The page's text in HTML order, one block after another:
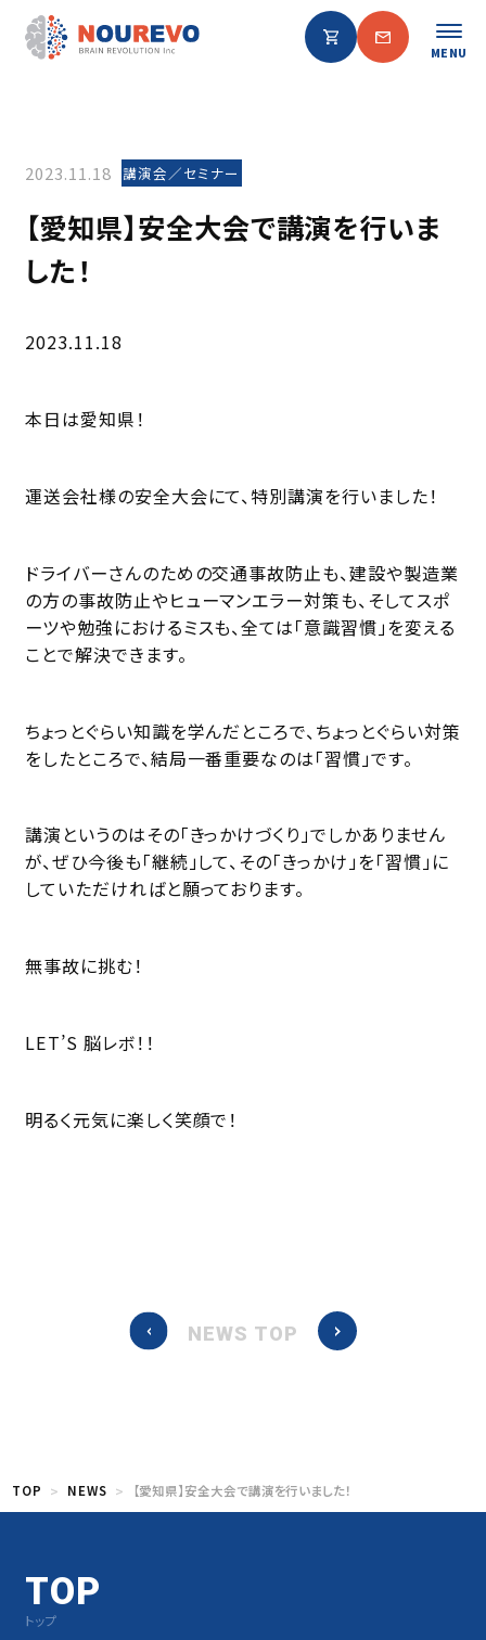
MENU
2023.11.18 講演会／セミナー
【愛知県】安全大会で講演を行いま
した！
2023.11.18
本日は愛知県！
運送会社様の安全大会にて、特別講演を行いました！
ドライバーさんのための交通事故防止も、建設や製造業
の方の事故防止やヒューマンエラー対策も、そしてスポ
ーツや勉強におけるミスも、全ては「意識習慣」を変える
ことで解決できます。
ちょっとぐらい知識を学んだところで、ちょっとぐらい対策
をしたところで、結局一番重要なのは「習慣」です。
講演というのはその「きっかけづくり」でしかありません
が、ぜひ今後も「継続」して、その「きっかけ」を「習慣」に
していただければと願っております。
無事故に挑む！
LET’S 脳レボ！！
明るく元気に楽しく笑顔で！
NEWS TOP
TOP NEWS 【愛知県】安全大会で講演を行いました！
TOP
トップ